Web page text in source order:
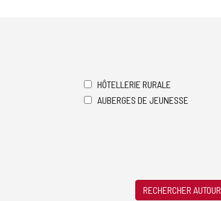
HÔTELLERIE RURALE
AUBERGES DE JEUNESSE
RECHERCHER AUTOUR